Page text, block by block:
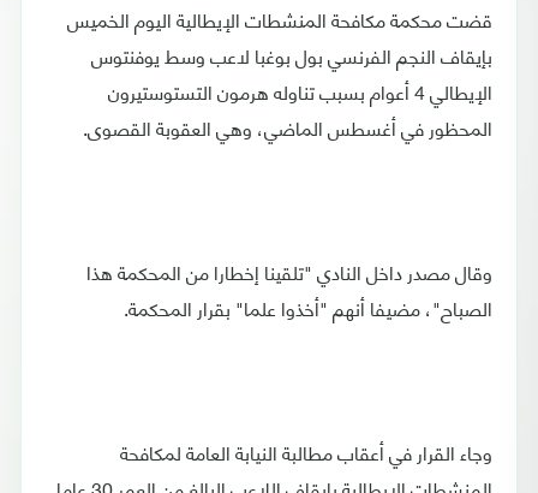
قضت محكمة مكافحة المنشطات الإيطالية اليوم الخميس
بإيقاف النجم الفرنسي بول بوغبا لاعب وسط يوفنتوس
الإيطالي 4 أعوام بسبب تناوله هرمون التستوستيرون
المحظور في أغسطس الماضي، وهي العقوبة القصوى.
وقال مصدر داخل النادي "تلقينا إخطارا من المحكمة هذا
الصباح"، مضيفا أنهم "أخذوا علما" بقرار المحكمة.
وجاء القرار في أعقاب مطالبة النيابة العامة لمكافحة